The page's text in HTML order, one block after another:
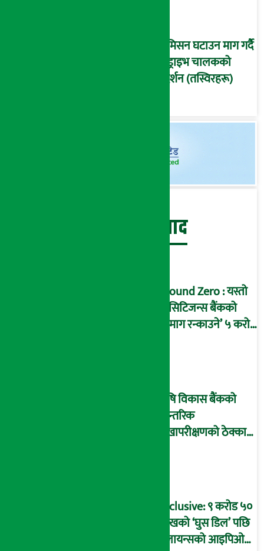
कमिसन घटाउन माग गर्दै
इन्ड्राइभ चालकको
प्रदर्शन (तस्विरहरू)
बेथिति मुर्दाबाद
Ground Zero : यस्तो
छ सिटिजन्स बैंकको
‘दिमाग रन्काउने’ ५ करोड
कृषि विकास बैंकको
आन्तरिक
लेखापरीक्षणको ठेक्का
आरोप !
Exclusive: ९ करोड ५०
लाखको ‘घुस डिल’ पछि
रिलायन्सको आइपिओ